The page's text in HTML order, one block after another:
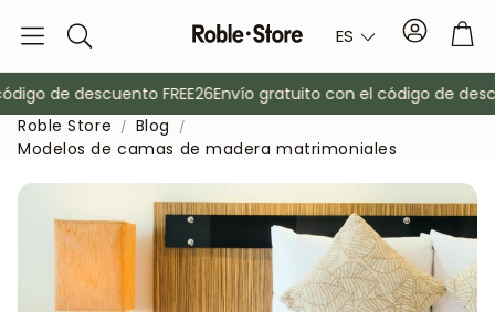
Buscar ES Cuenta
de descuento FREE26Envío gratuito con el código de
Roble Store
Blog
Modelos de camas de madera matrimoniales